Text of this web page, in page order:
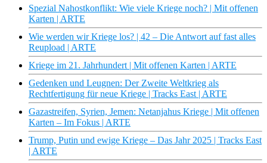
Spezial Nahostkonflikt: Wie viele Kriege noch? | Mit offenen
Karten | ARTE
Wie werden wir Kriege los? | 42 – Die Antwort auf fast alles
Reupload | ARTE
Kriege im 21. Jahrhundert | Mit offenen Karten | ARTE
Gedenken und Leugnen: Der Zweite Weltkrieg als
Rechtfertigung für neue Kriege | Tracks East | ARTE
Gazastreifen, Syrien, Jemen: Netanjahus Kriege | Mit offenen
Karten – Im Fokus | ARTE
Trump, Putin und ewige Kriege – Das Jahr 2025 | Tracks East
| ARTE